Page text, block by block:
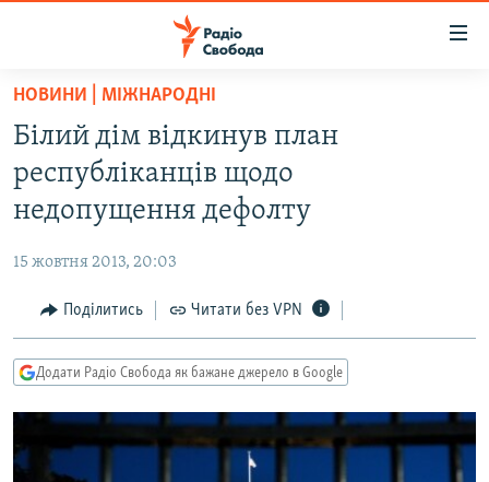
Перейти
основного
матеріалу
Перейти
до
основної
Перейти
до
пошуку
ВСЕ ЗА ДОБУ
СТАТТІ
СУСПІЛЬСТВО
СВІТ
РОСІЙСЬКА «ФІЛЬТРАЦІЯ»
ДОНБАС.РЕАЛІЇ
ТИ ЯК?
СХЕМИ
КИТАЙ.ВИКЛИКИ
НОВИНИ | МІЖНАРОДНІ
Білий дім відкинув план
республіканців щодо
недопущення дефолту
15 жовтня 2013, 20:03
Поділитись Читати без VPN
Додати Радіо Свобода як бажане джерело в Google